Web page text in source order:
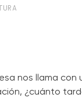
nos llama
¿cuánto